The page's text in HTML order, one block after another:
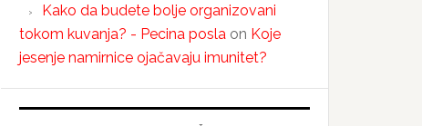
Kako da budete bolje organizovani
tokom kuvanja? - Pecina posla on Koje
jesenje namirnice ojačavaju imunitet?